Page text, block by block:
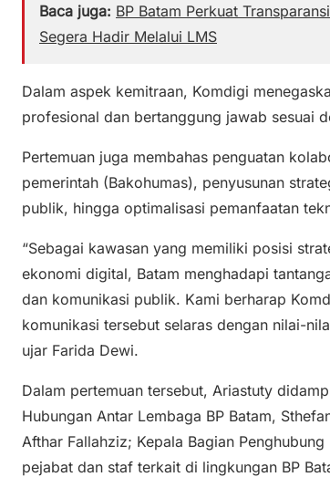
Baca juga: BP Batam Perkuat
Segera Hadir Melalui LMS
Dalam aspek kemitraan, Komdigi
profesional dan bertanggung jawab sesuai
Pertemuan juga membahas penguatan
pemerintah (Bakohumas), penyusunan
publik, hingga optimalisasi pemanfaatan
“Sebagai kawasan yang memiliki posisi
ekonomi digital, Batam menghadapi
dan komunikasi publik. Kami berharap
komunikasi tersebut selaras dengan nilai-
ujar Farida Dewi.
Dalam pertemuan tersebut, Ariastuty
Hubungan Antar Lembaga BP Batam,
Afthar Fallahziz; Kepala Bagian
pejabat dan staf terkait di lingkungan BP